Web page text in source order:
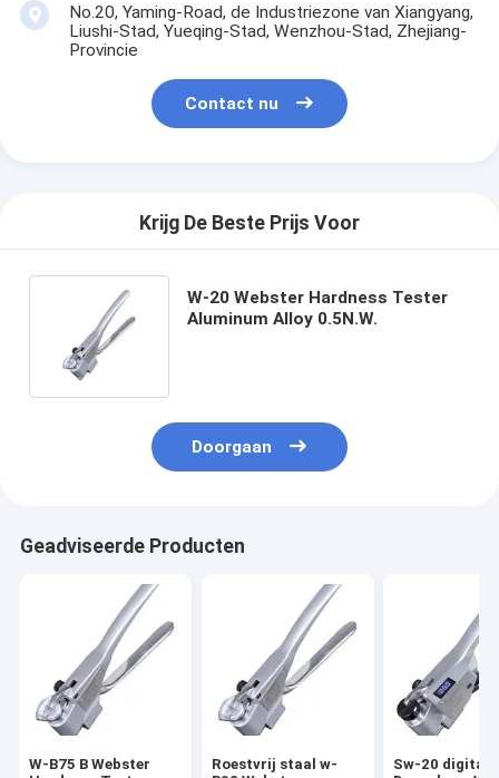
No.20, Yaming-Road, de Industriezone van Xiangyang,
Liushi-Stad, Yueqing-Stad, Wenzhou-Stad, Zhejiang-
Provincie
Contact nu
Krijg De Beste Prijs Voor
W-20 Webster Hardness Tester
Aluminum Alloy 0.5N.W.
Doorgaan
Geadviseerde Producten
W-B75 B Webster
Roestvrij staal w-
Sw-20 digitaal